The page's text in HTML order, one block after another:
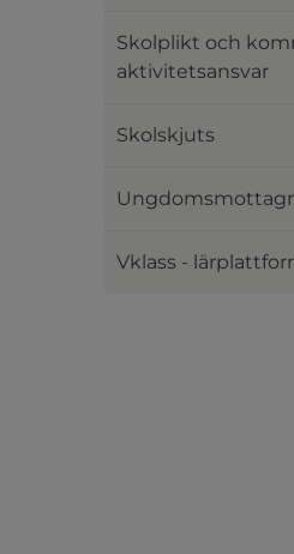
Skolplikt och
aktivitetsansvar
Skolskjuts
Vklass -